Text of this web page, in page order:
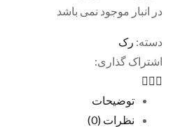
موجود نمی باشد
رک
گذاری:
توضیحات
نظرات (0)